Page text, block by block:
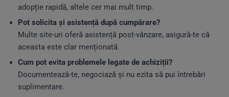
adopție rapidă, altele cer mai mult timp.
Pot solicita și asistență după cumpărare?
Multe site-uri oferă asistență post-vânzare, asigură-te că
aceasta este clar menționată.
Cum pot evita problemele legate de achiziții?
Documentează-te, negociază și nu ezita să pui întrebări
suplimentare.